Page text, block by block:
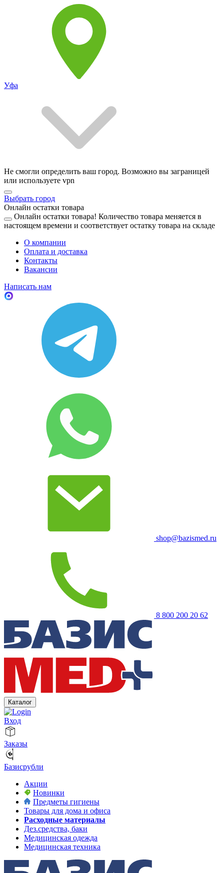
Уфа
Не смогли определить ваш город. Возможно вы заграницей
или используете vpn
Выбрать город
Онлайн остатки товара
Онлайн остатки товара! Количество товара меняется в
настоящем времени и соответствует остатку товара на складе
О компании
Оплата и доставка
Контакты
Вакансии
Написать нам
shop@bazismed.ru
8 800 200 20 62
Каталог
Вход
Заказы
Базисрубли
Акции
Новинки
Предметы гигиены
Товары для дома и офиса
Расходные материалы
Дез.средства, баки
Медицинская одежда
Медицинская техника